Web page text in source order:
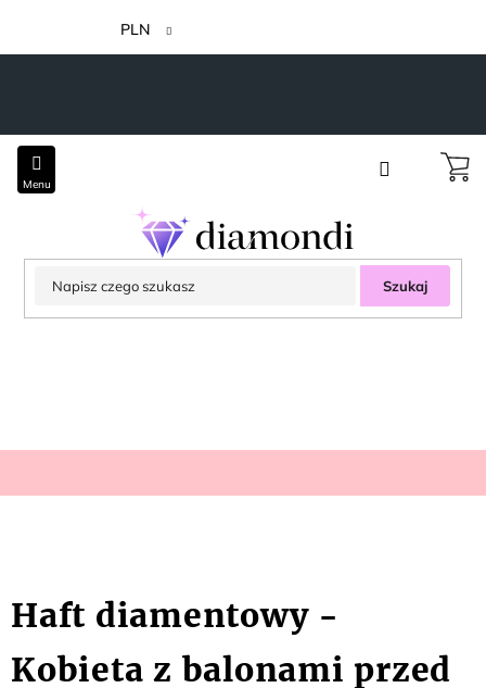
treści
PLN
Szukaj
Haft diamentowy -
Kobieta z balonami przed